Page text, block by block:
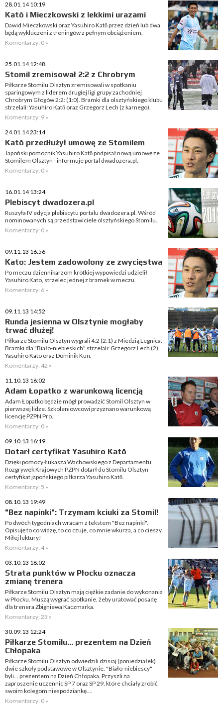
28.01.14 10:19
Katō i Mieczkowski z lekkimi urazami
Dawid Mieczkowski oraz Yasuhiro Katō przez dzień lub dwa
będą wykluczeni z treningów z pełnym obciążeniem.
Komentarzy: 0 »
25.01.14 12:48
Stomil zremisował 2:2 z Chrobrym
Piłkarze Stomilu Olsztyn zremisowali w spotkaniu
sparingowym z liderem drugiej ligi grupy zachodniej
Chrobrym Głogów 2:2: (1:0). Bramki dla olsztyńskiego klubu
strzelali: Yasuhiro Katō oraz Grzegorz Lech (z karnego).
Komentarzy: 9 »
24.01.14 23:14
Katō przedłużył umowę ze Stomilem
Japoński pomocnik Yasuhiro Katō podpisał nową umowę ze
Stomilem Olsztyn - informuje portal dwadozera.pl.
Komentarzy: 0 »
16.01.14 13:24
Plebiscyt dwadozera.pl
Ruszyła IV edycja plebiscytu portalu dwadozera.pl. Wśród
nominowanych są przedstawiciele olsztyńskiego Stomilu.
Komentarzy: 0 »
09.11.13 16:56
Kato: Jestem zadowolony ze zwycięstwa
Po meczu dziennikarzom krótkiej wypowiedzi udzielił
Yasuhiro Kato, strzelec jednej z bramek w meczu.
Komentarzy: 6 »
09.11.13 14:52
Runda jesienna w Olsztynie mogłaby
trwać dłużej!
Piłkarze Stomilu Olsztyn wygrali 4:2 (2:1) z Miedzią Legnica.
Bramki dla "Biało-niebieskich" strzelali: Grzegorz Lech (2),
Yasuhiro Kato oraz Dominik Kun.
Komentarzy: 42 »
11.10.13 16:02
Adam Łopatko z warunkową licencją
Adam Łopatko będzie mógł prowadzić Stomil Olsztyn w
pierwszej lidze. Szkoleniowcowi przyznano warunkową
licencję PZPN Pro.
Komentarzy: 0 »
09.10.13 16:19
Dotarł certyfikat Yasuhiro Katō
Dzięki pomocy Łukasza Wachowskiego z Departamentu
Rozgrywek Krajowych PZPN dotarł do Stomilu Olsztyn
certyfikat japońskiego piłkarza Yasuhiro Katō.
Komentarzy: 5 »
08.10.13 19:49
"Bez napinki": Trzymam kciuki za Stomil!
Po dwóch tygodniach wracam z tekstem "Bez napinki".
Opisuję to co widzę, to co czuje, co mnie wkurza, a co cieszy.
Miłej lektury!
Komentarzy: 4 »
03.10.13 18:02
Strata punktów w Płocku oznacza
zmianę trenera
Piłkarze Stomilu Olsztyn mają ciężkie zadanie do wykonania
w Płocku. Muszą wygrać spotkanie, żeby uratować posadę
dla trenera Zbigniewa Kaczmarka.
Komentarzy: 23 »
30.09.13 12:24
Piłkarze Stomilu... prezentem na Dzień
Chłopaka
Piłkarze Stomilu Olsztyn odwiedzili dzisiaj (poniedziałek)
dwie szkoły podstawowe w Olsztynie. "Biało-niebiescy"
byli... prezentem na Dzień Chłopaka. Przyszli na
zaproszenie uczennic SP 7 oraz SP 29, które chciały zrobić
swoim kolegom niespodziankę....
Komentarzy: 0 »